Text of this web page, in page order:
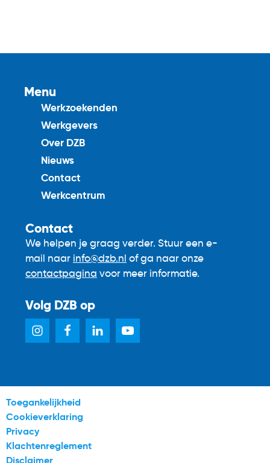
Menu
Werkzoekenden
Werkgevers
Over DZB
Nieuws
Contact
Werkcentrum
Contact
We helpen je graag verder. Stuur een e-
mail naar info@dzb.nl of ga naar onze
contactpagina voor meer informatie.
Volg DZB op
Toegankelijkheid
Cookieverklaring
Privacy
Klachtenreglement
Disclaimer